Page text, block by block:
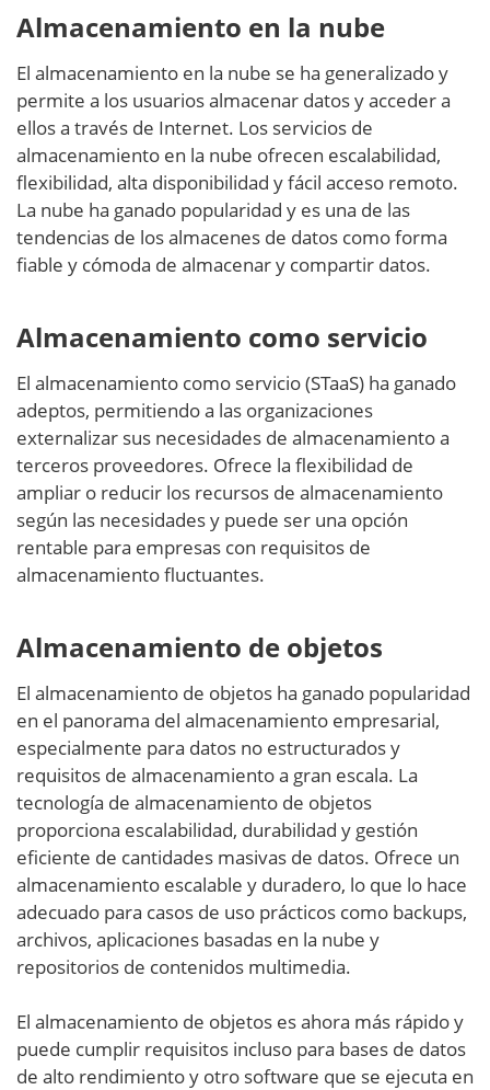
Almacenamiento en la nube
El almacenamiento en la nube se ha generalizado y
permite a los usuarios almacenar datos y acceder a
ellos a través de Internet. Los servicios de
almacenamiento en la nube ofrecen escalabilidad,
flexibilidad, alta disponibilidad y fácil acceso remoto.
La nube ha ganado popularidad y es una de las
tendencias de los almacenes de datos como forma
fiable y cómoda de almacenar y compartir datos.
Almacenamiento como servicio
El almacenamiento como servicio (STaaS) ha ganado
adeptos, permitiendo a las organizaciones
externalizar sus necesidades de almacenamiento a
terceros proveedores. Ofrece la flexibilidad de
ampliar o reducir los recursos de almacenamiento
según las necesidades y puede ser una opción
rentable para empresas con requisitos de
almacenamiento fluctuantes.
Almacenamiento de objetos
El almacenamiento de objetos ha ganado popularidad
en el panorama del almacenamiento empresarial,
especialmente para datos no estructurados y
requisitos de almacenamiento a gran escala. La
tecnología de almacenamiento de objetos
proporciona escalabilidad, durabilidad y gestión
eficiente de cantidades masivas de datos. Ofrece un
almacenamiento escalable y duradero, lo que lo hace
adecuado para casos de uso prácticos como backups,
archivos, aplicaciones basadas en la nube y
repositorios de contenidos multimedia.
El almacenamiento de objetos es ahora más rápido y
puede cumplir requisitos incluso para bases de datos
de alto rendimiento y otro software que se ejecuta en